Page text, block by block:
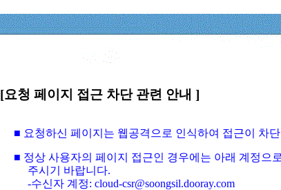
[요청 페이지 접근 차단 관련 안내 ]
■ 요청하신 페이지는 웹공격으로 인식하여 접근이 차
■ 정상 사용자의 페이지 접근인 경우에는 아래 계정으
주시기 바랍니다.
-수신자 계정: cloud-csr@soongsil.dooray.com